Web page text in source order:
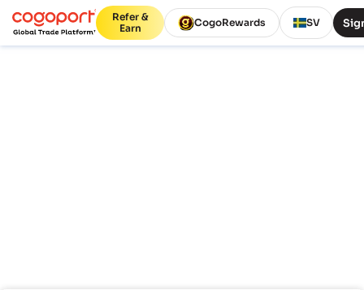
Refer &
Earn
CogoRewards SV